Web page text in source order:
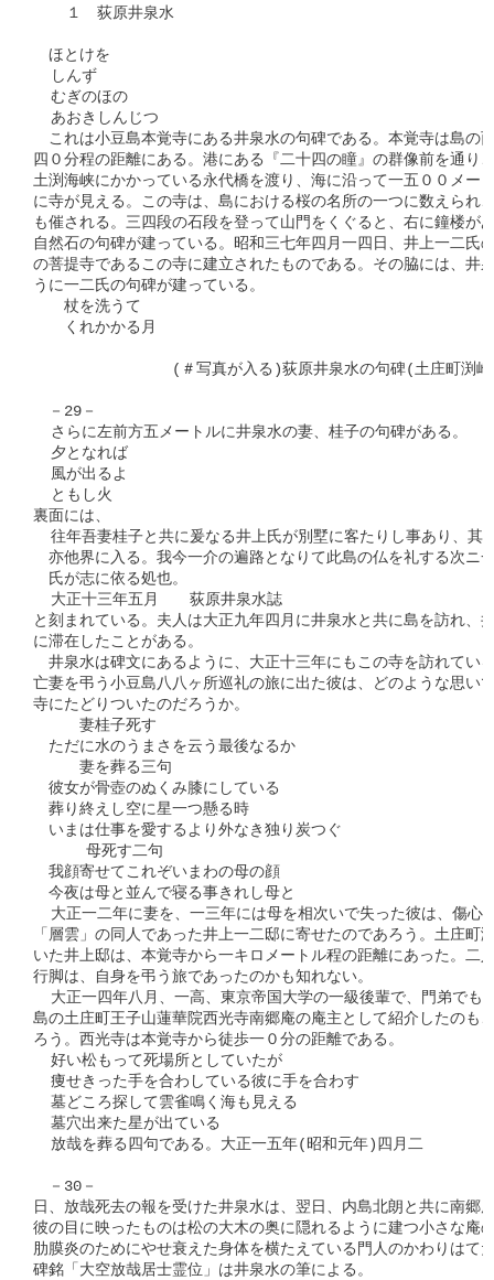
  　１　荻原井泉水
ほとけを
  しんず
  むぎのほの
  あおきしんじつ
これは小豆島本覚寺にある井泉水の句碑である。本覚寺は島の
四０分程の距離にある。港にある『二十四の瞳』の群像前を通り
土渕海峡にかかっている永代橋を渡り、海に沿って一五００メー
に寺が見える。この寺は、島における桜の名所の一つに数えられ
も催される。三四段の石段を登って山門をくぐると、右に鐘楼が
自然石の句碑が建っている。昭和三七年四月一四日、井上一二氏
の菩提寺であるこの寺に建立されたものである。その脇には、井
うに一二氏の句碑が建っている。
杖を洗うて
くれかかる月
(＃写真が入る)荻原井泉水の句碑(土庄町渕崎本
－29－
  さらに左前方五メートルに井泉水の妻、桂子の句碑がある。
  夕となれば
  風が出るよ
  ともし火
裏面には、
往年吾妻桂子と共に爰なる井上氏が別墅に客たりし事あり、其
亦他界に入る。我今一介の遍路となりて此島の仏を礼する次ニ
氏が志に依る処也。
  大正十三年五月　　荻原井泉水誌
と刻まれている。夫人は大正九年四月に井泉水と共に島を訪れ、
に滞在したことがある。
井泉水は碑文にあるように、大正十三年にもこの寺を訪れてい
亡妻を弔う小豆島八八ヶ所巡礼の旅に出た彼は、どのような思い
寺にたどりついたのだろうか。
妻桂子死す
ただに水のうまさを云う最後なるか
妻を葬る三句
彼女が骨壺のぬくみ膝にしている
葬り終えし空に星一つ懸る時
いまは仕事を愛するより外なき独り炭つぐ
      母死す二句
我顔寄せてこれぞいまわの母の顔
今夜は母と並んで寝る事きれし母と
大正一二年に妻を、一三年には母を相次いで失った彼は、傷心
「層雲」の同人であった井上一二邸に寄せたのであろう。土庄町
いた井上邸は、本覚寺から一キロメートル程の距離にあった。二
行脚は、自身を弔う旅であったのかも知れない。
大正一四年八月、一高、東京帝国大学の一級後輩で、門弟でも
島の土庄町王子山蓮華院西光寺南郷庵の庵主として紹介したのも
ろう。西光寺は本覚寺から徒歩一０分の距離である。
  好い松もって死場所としていたが
  痩せきった手を合わしている彼に手を合わす
  墓どころ探して雲雀鳴く海も見える
  墓穴出来た星が出ている
  放哉を葬る四句である。大正一五年(昭和元年)四月二
－30－
日、放哉死去の報を受けた井泉水は、翌日、内島北朗と共に南郷
彼の目に映ったものは松の大木の奥に隠れるように建つ小さな庵
肋膜炎のためにやせ衰えた身体を横たえている門人のかわりはて
碑銘「大空放哉居士霊位」は井泉水の筆による。